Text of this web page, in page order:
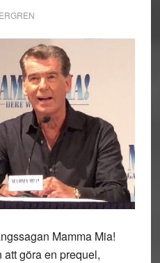
Mamma Mia!
att göra en prequel,